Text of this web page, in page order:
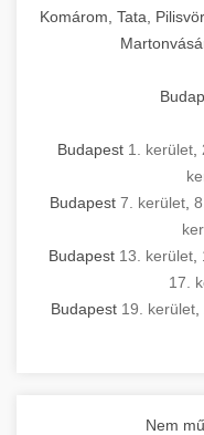
Komárom, Tata,
Budapest 1. kerület
Budapest 7. kerület,
Budapest 13. kerület
17.
Budapest 19. kerület
Nem